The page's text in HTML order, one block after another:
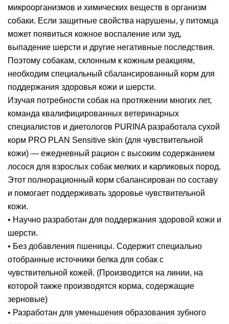
микроорганизмов и химических веществ в организм
собаки. Если защитные свойства нарушены, у питомца
может появиться кожное воспаление или зуд,
выпадение шерсти и другие негативные последствия.
Поэтому собакам, склонным к кожным реакциям,
необходим специальный сбалансированный корм для
поддержания здоровья кожи и шерсти.
Изучая потребности собак на протяжении многих лет,
команда квалифицированных ветеринарных
специалистов и диетологов PURINA разработала сухой
корм PRO PLAN Sensitive skin (для чувствительной
кожи) — ежедневный рацион с высоким содержанием
лосося для взрослых собак мелких и карликовых пород.
Этот полнорационный корм сбалансирован по составу
и помогает поддерживать здоровье чувствительной
кожи.
• Научно разработан для поддержания здоровой кожи и
шерсти.
• Без добавления пшеницы. Содержит специально
отобранные источники белка для собак с
чувствительной кожей. (Производится на линии, на
которой также производятся корма, содержащие
зерновые)
• Разработан для уменьшения образования зубного